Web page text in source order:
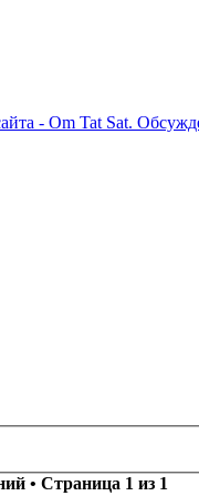
- Om Tat Sat.
• Страница 1 из 1